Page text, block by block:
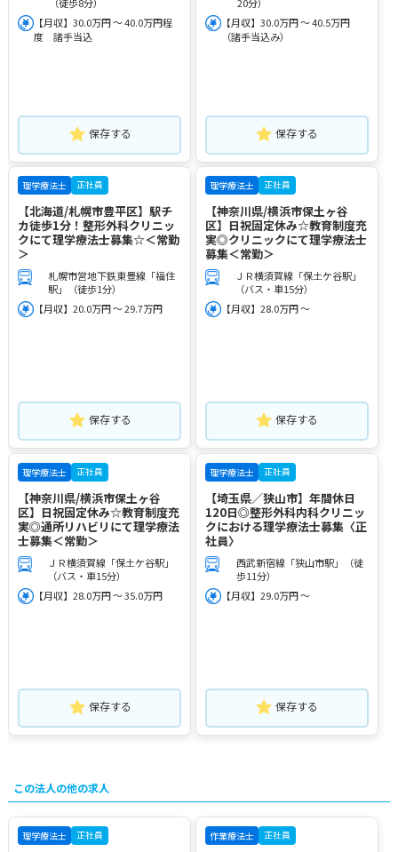
【月収】30.0万円 ～ 40.0万円程
度 諸手当込
保存する
【月収】30.0万円 ～ 40.5万円
（諸手当込み）
保存する
理学療法士 正社員
【北海道/札幌市豊平区】駅チ
カ徒歩1分！整形外科クリニッ
クにて理学療法士募集☆＜常勤
＞
札幌市営地下鉄東豊線「福住
駅」（徒歩1分）
【月収】20.0万円 ～ 29.7万円
保存する
理学療法士 正社員
【神奈川県/横浜市保土ヶ谷
区】日祝固定休み☆教育制度充
実◎クリニックにて理学療法士
募集＜常勤＞
ＪＲ横須賀線「保土ケ谷駅」
（バス・車15分）
【月収】28.0万円 ～
保存する
理学療法士 正社員
【神奈川県/横浜市保土ヶ谷
区】日祝固定休み☆教育制度充
実◎通所リハビリにて理学療法
士募集＜常勤＞
ＪＲ横須賀線「保土ケ谷駅」
（バス・車15分）
【月収】28.0万円 ～ 35.0万円
保存する
理学療法士 正社員
【埼玉県／狭山市】年間休日
120日◎整形外科内科クリニッ
クにおける理学療法士募集〈正
社員〉
西武新宿線「狭山市駅」（徒
歩11分）
【月収】29.0万円 ～
保存する
この法人の他の求人
理学療法士 正社員 作業療法士 正社員